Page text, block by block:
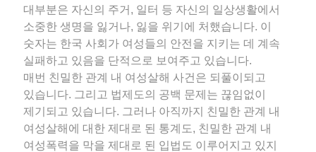
대부분은 자신의 주거, 일터 등 자신의 일상생활에서
소중한 생명을 잃거나, 잃을 위기에 처했습니다. 이
숫자는 한국 사회가 여성들의 안전을 지키는 데 계속
실패하고 있음을 단적으로 보여주고 있습니다.
매번 친밀한 관계 내 여성살해 사건은 되풀이되고
있습니다. 그리고 법제도의 공백 문제는 끊임없이
제기되고 있습니다. 그러나 아직까지 친밀한 관계 내
여성살해에 대한 제대로 된 통계도, 친밀한 관계 내
여성폭력을 막을 제대로 된 입법도 이루어지고 있지